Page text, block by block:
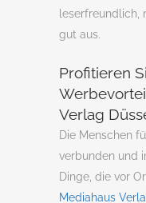
leserfreundlich,
gut aus.
Profitieren
Verlag
Die Menschen
verbunden und
Dinge, die vor
Mediahaus